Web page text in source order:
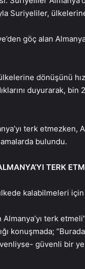
Suriyeliler,
göç alan
dönüşünü
duyurarak,
terk etmezken,
bulundu.
TERK
kalabilmeleri
terk
konuşmada;
güvenli bir